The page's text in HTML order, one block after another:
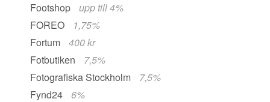
Footshop
upp till 4%
FOREO
1,75%
Fortum
400 kr
Fotbutiken
7,5%
Fotografiska Stockholm
7,5%
Fynd24
6%